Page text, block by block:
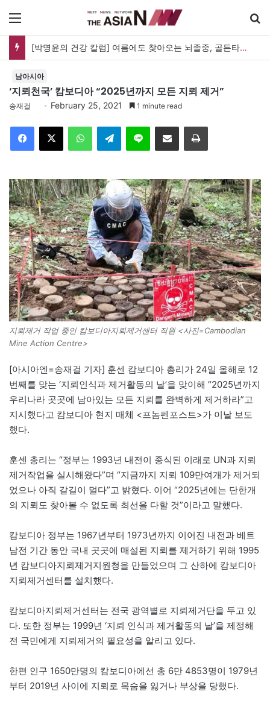
[박명윤의 건강 칼럼] 여름에도 찾아오는 뇌졸중, 골든타임을 지켜라
남아시아
‘지뢰천국’ 캄보디아 “2025년까지 모든 지뢰 제거”
송재걸 February 25, 2021 1 minute read
Telegram 이메일
지뢰제거 작업 중인 캄보디아지뢰제거센터 직원 <사진=Cambodian
Mine Action Centre>
[아시아엔=송재걸 기자] 훈센 캄보디아 총리가 24일 올해로 12
번째를 맞는 ‘지뢰인식과 제거활동의 날’을 맞이해 “2025년까지
우리나라 곳곳에 남아있는 모든 지뢰를 완벽하게 제거하라”고
지시했다고 캄보디아 현지 매체 <프놈펜포스트>가 이날 보도
했다.
훈센 총리는 “정부는 1993년 내전이 종식된 이래로 UN과 지뢰
제거작업을 실시해왔다”며 “지금까지 지뢰 109만여개가 제거되
었으나 아직 갈길이 멀다”고 밝혔다. 이어 “2025년에는 단한개
의 지뢰도 찾아볼 수 없도록 최선을 다할 것”이라고 말했다.
캄보디아 정부는 1967년부터 1973년까지 이어진 내전과 베트
남전 기간 동안 국내 곳곳에 매설된 지뢰를 제거하기 위해 1995
년 캄보디아지뢰제거지원청을 만들었으며 그 산하에 캄보디아
지뢰제거센터를 설치했다.
캄보디아지뢰제거센터는 전국 광역별로 지뢰제거단을 두고 있
다. 또한 정부는 1999년 ‘지뢰 인식과 제거활동의 날’을 제정해
전 국민에게 지뢰제거의 필요성을 알리고 있다.
한편 인구 1650만명의 캄보디아에선 총 6만 4853명이 1979년
부터 2019년 사이에 지뢰로 목숨을 잃거나 부상을 당했다.